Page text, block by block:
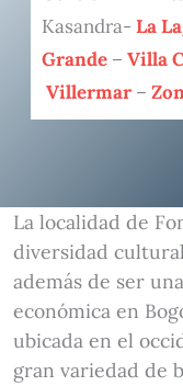
Kasandra- La
Grande– Villa
Villermar–
La localidad de
diversidad
además de ser
económica en
ubicada en el
gran variedad de